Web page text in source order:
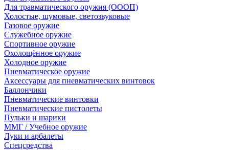
Для травматического оружия (ОООП)
Холостые, шумовые, светозвуковые
Газовое оружие
Служебное оружие
Спортивное оружие
Охолощённое оружие
Холодное оружие
Пневматическое оружие
Аксессуары для пневматических винтовок
Баллончики
Пневматические винтовки
Пневматические пистолеты
Пульки и шарики
ММГ / Учебное оружие
Луки и арбалеты
Спецсредства